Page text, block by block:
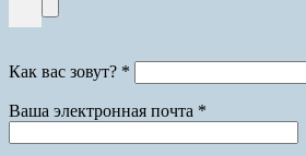
Как вас зовут? *
Ваша электронная почта *